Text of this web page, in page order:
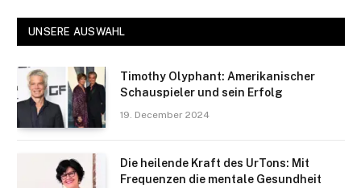
UNSERE AUSWAHL
Timothy Olyphant: Amerikanischer
Schauspieler und sein Erfolg
19. December 2024
Die heilende Kraft des UrTons: Mit
Frequenzen die mentale Gesundheit